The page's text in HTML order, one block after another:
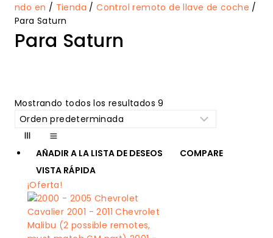
ndo en / Tienda / Control remoto de llave de coche /
Para Saturn
Para Saturn
Mostrando todos los resultados 9
AÑADIR A LA LISTA DE DESEOS
COMPARE
VISTA RÁPIDA
¡Oferta!